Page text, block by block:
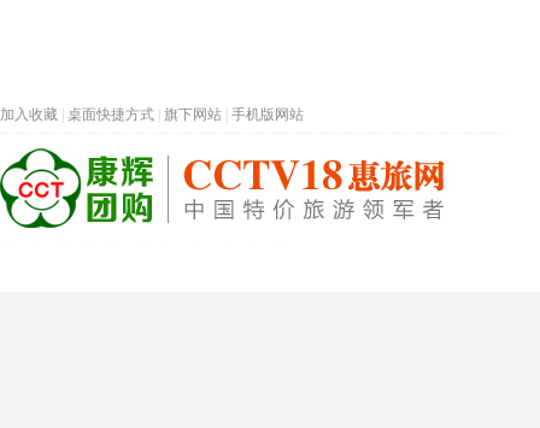
加入收藏 桌面快捷方式 旗下网站 手机版网站